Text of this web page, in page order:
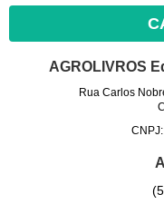
AGROLIVROS
Rua Carlos